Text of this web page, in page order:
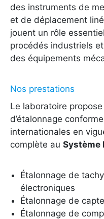
des instruments de
et de déplacement
jouent un rôle
procédés industriels
des équipements
Nos prestations
Le laboratoire
d’étalonnage
internationales en
complète au Système
Étalonnage de
électroniques
Étalonnage de
Étalonnage de